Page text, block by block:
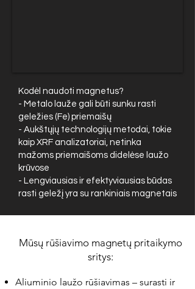
Kodėl naudoti magnetus?
- Metalo lauže gali būti sunku rasti
geležies (Fe) priemaišų
- Aukštųjų technologijų metodai, tokie
kaip XRF analizatoriai, netinka
mažoms priemaišoms didelėse laužo
krūvose
- Lengviausias ir efektyviausias būdas
rasti geležį yra su rankiniais magnetais
Mūsų rūšiavimo magnetų pritaikymo
sritys:
Aliuminio laužo rūšiavimas – surasti ir